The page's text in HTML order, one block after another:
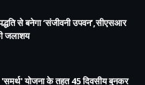
से बनेगा ‘संजीवनी उपवन’,सीएसआर
जलाशय
'समर्थ' योजना के तहत 45 दिवसीय बुनकर